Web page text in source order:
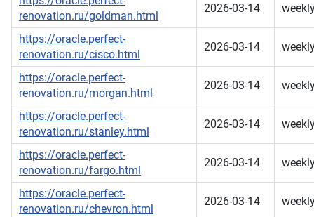
renovation.ru/goldman.html
2026-03-14
https://oracle.perfect-
renovation.ru/cisco.html
2026-03-14
https://oracle.perfect-
renovation.ru/morgan.html
2026-03-14
https://oracle.perfect-
renovation.ru/stanley.html
2026-03-14
https://oracle.perfect-
renovation.ru/fargo.html
2026-03-14
https://oracle.perfect-
renovation.ru/chevron.html
2026-03-14